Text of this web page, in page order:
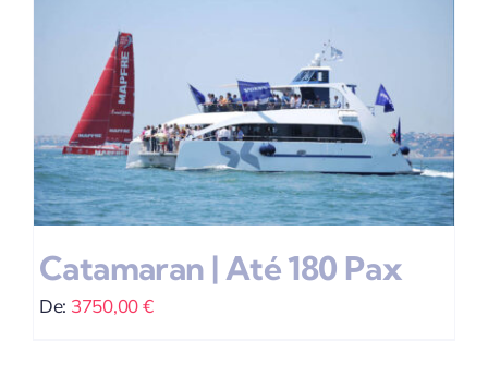
Catamaran | Até 180 Pax
De: 3750,00€